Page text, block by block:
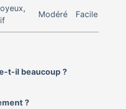
Modéré Facile
t-il beaucoup ?
?